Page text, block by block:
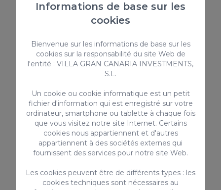
requis pour les dommages. Ce dépôt est
remboursable après le départ et l'inspection
** La piscine est chauffable avec un
supplément de semaine, fortement
recommandé de novembre à avril
supplémentaires suivants:
- entre 20h30 et 22h00 - 30 EUR
- entre 22h00 et minuit - 50 EUR
- entre minuit et 1h30 - 80 EUR
Code de licence touristique régionale pour les
locations de vacances : VV-35-1-0002332
Informations de base sur les
cookies
Bienvenue sur les informations de base sur les
cookies sur la responsabilité du site Web de
l'entité : VILLA GRAN CANARIA INVESTMENTS,
S.L.
Un cookie ou cookie informatique est un petit
fichier d'information qui est enregistré sur votre
ordinateur, smartphone ou tablette à chaque fois
que vous visitez notre site Internet. Certains
cookies nous appartiennent et d'autres
appartiennent à des sociétés externes qui
fournissent des services pour notre site Web.
Les cookies peuvent être de différents types : les
cookies techniques sont nécessaires au